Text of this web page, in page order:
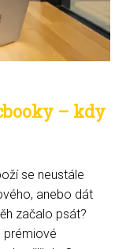
– kdy
se neustále
anebo dát
začalo psát?
prémiové